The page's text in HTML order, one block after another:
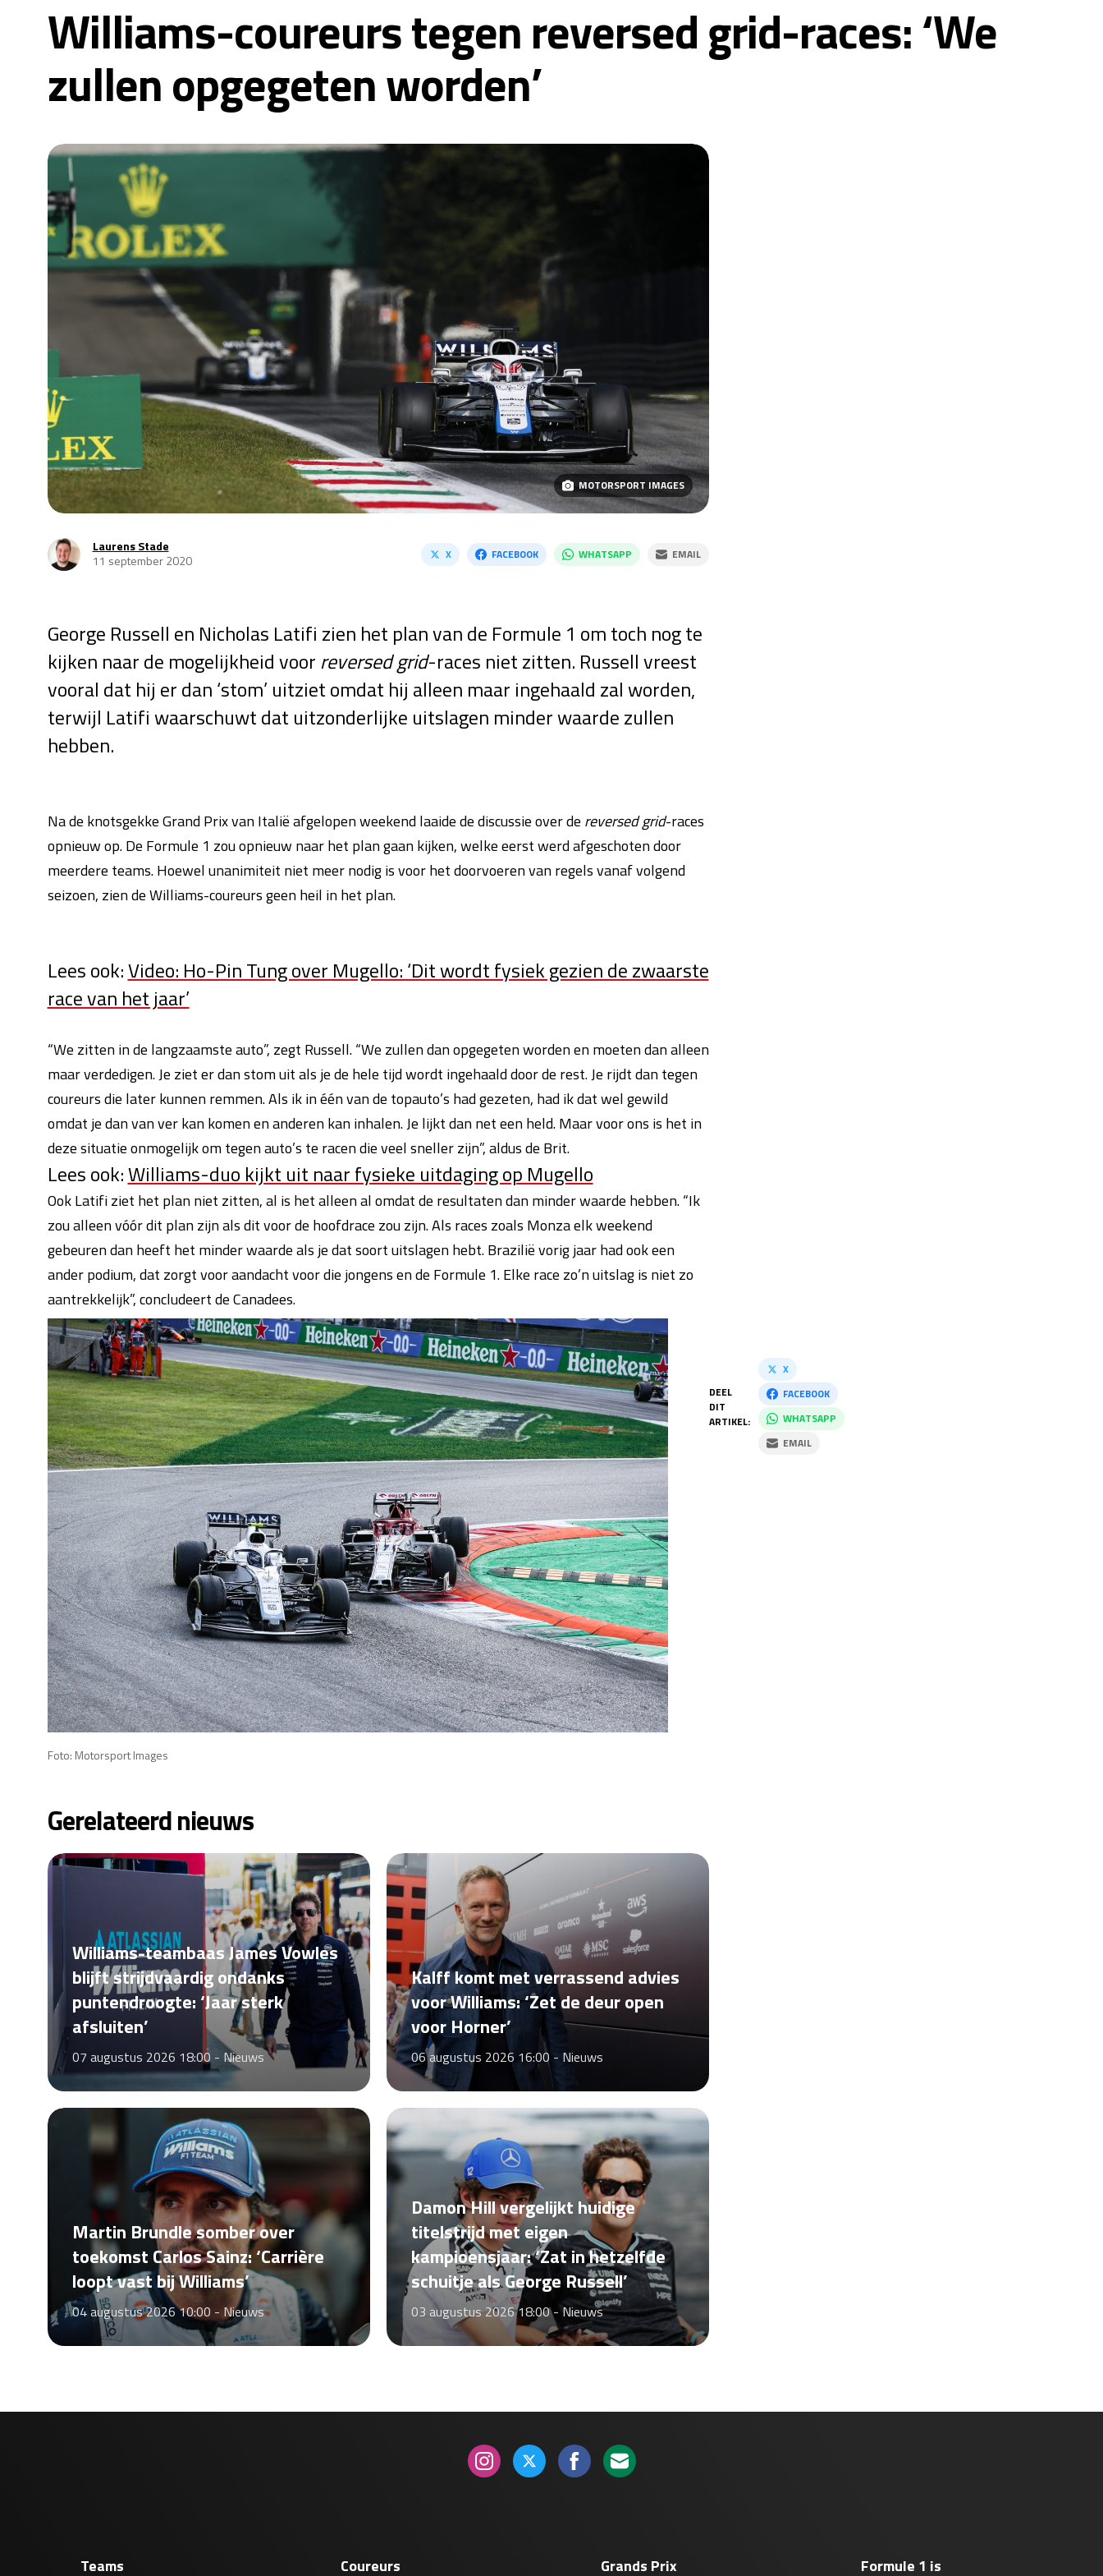
Williams-coureurs tegen reversed grid-races: ‘We
zullen opgegeten worden’
MOTORSPORT IMAGES
Laurens Stade
11 september 2020
X FACEBOOK WHATSAPP EMAIL
George Russell en Nicholas Latifi zien het plan van de Formule 1 om toch nog te
kijken naar de mogelijkheid voorreversed grid-races niet zitten. Russell vreest
vooral dat hij er dan ‘stom’ uitziet omdat hij alleen maar ingehaald zal worden,
terwijl Latifi waarschuwt dat uitzonderlijke uitslagen minder waarde zullen
hebben.
Na de knotsgekke Grand Prix van Italië afgelopen weekend laaide de discussie over de reversed grid-races
opnieuw op. De Formule 1 zou opnieuw naar het plan gaan kijken, welke eerst werd afgeschoten door
meerdere teams. Hoewel unanimiteit niet meer nodig is voor het doorvoeren van regels vanaf volgend
seizoen, zien de Williams-coureurs geen heil in het plan.
Lees ook:Video: Ho-Pin Tung over Mugello: ‘Dit wordt fysiek gezien de zwaarste
race van het jaar’
“We zitten in de langzaamste auto”, zegt Russell. “We zullen dan opgegeten worden en moeten dan alleen
maar verdedigen. Je ziet er dan stom uit als je de hele tijd wordt ingehaald door de rest. Je rijdt dan tegen
coureurs die later kunnen remmen. Als ik in één van de topauto’s had gezeten, had ik dat wel gewild
omdat je dan van ver kan komen en anderen kan inhalen. Je lijkt dan net een held. Maar voor ons is het in
deze situatie onmogelijk om tegen auto’s te racen die veel sneller zijn”, aldus de Brit.
Lees ook:Williams-duo kijkt uit naar fysieke uitdaging op Mugello
Ook Latifi ziet het plan niet zitten, al is het alleen al omdat de resultaten dan minder waarde hebben. “Ik
zou alleen vóór dit plan zijn als dit voor de hoofdrace zou zijn. Als races zoals Monza elk weekend
gebeuren dan heeft het minder waarde als je dat soort uitslagen hebt. Brazilië vorig jaar had ook een
ander podium, dat zorgt voor aandacht voor die jongens en de Formule 1. Elke race zo’n uitslag is niet zo
aantrekkelijk”, concludeert de Canadees.
Foto: Motorsport Images
DEEL
DIT
ARTIKEL:
X
FACEBOOK
WHATSAPP
EMAIL
Gerelateerd nieuws
Williams-teambaas James Vowles
blijft strijdvaardig ondanks
puntendroogte: ‘Jaar sterk
afsluiten’
07 augustus 2026 18:00 - Nieuws
Kalff komt met verrassend advies
voor Williams: ‘Zet de deur open
voor Horner’
06 augustus 2026 16:00 - Nieuws
Martin Brundle somber over
toekomst Carlos Sainz: ‘Carrière
loopt vast bij Williams’
04 augustus 2026 10:00 - Nieuws
Damon Hill vergelijkt huidige
titelstrijd met eigen
kampioensjaar: ‘Zat in hetzelfde
schuitje als George Russell’
03 augustus 2026 18:00 -Nieuws
Teams Coureurs Grands Prix
Formule 1 is